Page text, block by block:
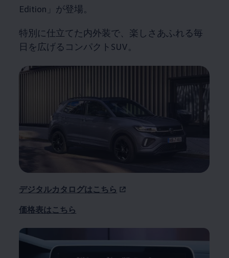
Edition」が登場。
特別に仕立てた内外装で、楽しさあふれる毎
日を広げるコンパクトSUV。
デジタルカタログはこちら
価格表はこちら